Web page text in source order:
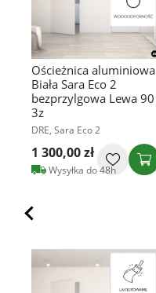
Ościeżnica aluminiowa
Biała Sara Eco 2
bezprzylgowa Lewa 90
3z
DRE, Sara Eco 2
1 300,00 zł
Wysyłka do 48h